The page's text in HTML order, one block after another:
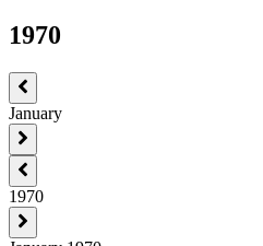
1970
January
1970